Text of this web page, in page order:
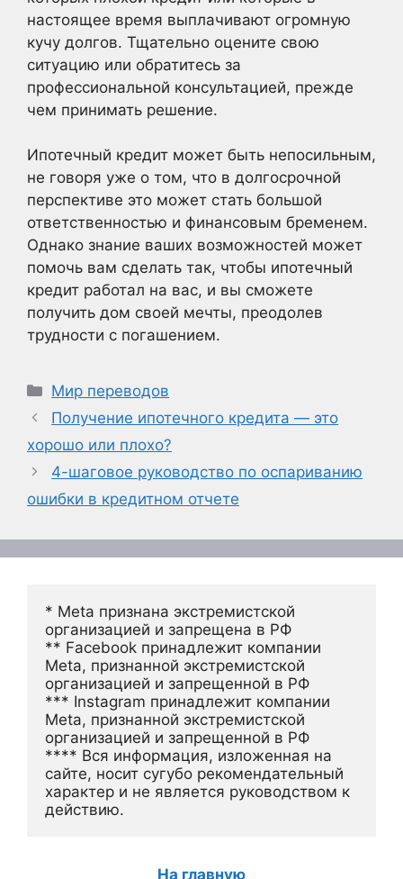
настоящее время выплачивают огромную
кучу долгов. Тщательно оцените свою
ситуацию или обратитесь за
профессиональной консультацией, прежде
чем принимать решение.
Ипотечный кредит может быть непосильным,
не говоря уже о том, что в долгосрочной
перспективе это может стать большой
ответственностью и финансовым бременем.
Однако знание ваших возможностей может
помочь вам сделать так, чтобы ипотечный
кредит работал на вас, и вы сможете
получить дом своей мечты, преодолев
трудности с погашением.
Рубрики
Мир переводов
Получение ипотечного кредита — это
хорошо или плохо?
4-шаговое руководство по оспариванию
ошибки в кредитном отчете
* Meta признана экстремистской
организацией и запрещена в РФ
** Facebook принадлежит компании
Meta, признанной экстремистской
организацией и запрещенной в РФ
*** Instagram принадлежит компании
Meta, признанной экстремистской
организацией и запрещенной в РФ
**** Вся информация, изложенная на
сайте, носит сугубо рекомендательный
характер и не является руководством к
действию.
На главную